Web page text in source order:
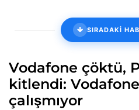
SIRADAKİ
Vodafone çöktü,
kitlendi:
çalışmıyor